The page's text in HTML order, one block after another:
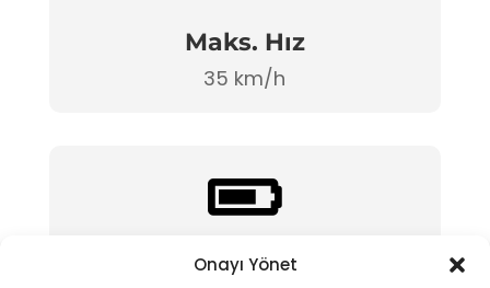
Onayı Yönet
Maks. Hız
35 km/h

Menzil